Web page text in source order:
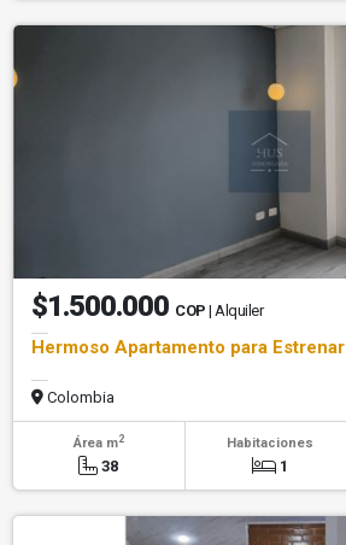
$1.500.000 COP | Alquiler
Hermoso Apartamento para Estrenar
Colombia
Área m2
38
Habitaciones
1